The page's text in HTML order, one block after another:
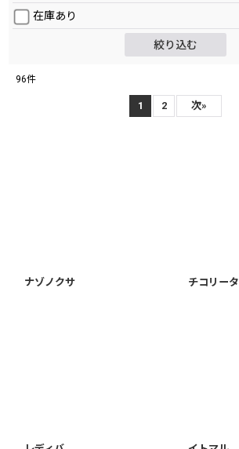
在庫あり
絞り込む
96件
1 2 次»
ナゾノクサ チコリータ